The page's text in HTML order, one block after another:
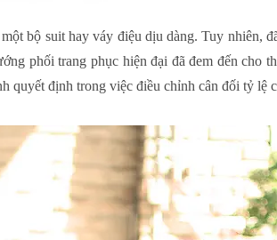
bộ suit hay váy điệu dịu dàng. Tuy nhiên,
phối trang phục hiện đại đã đem đến cho
quyết định trong việc điều chỉnh cân đối tỷ lệ